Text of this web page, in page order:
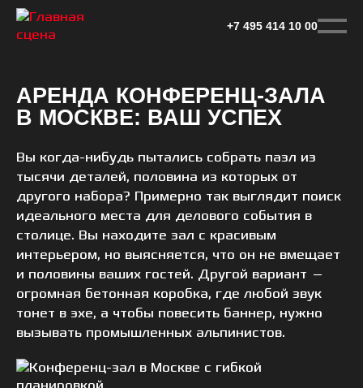
Перейти
основному
+7 495 414 10 00
АРЕНДА КОНФЕРЕНЦ-ЗАЛА
В МОСКВЕ: ВАШ УСПЕХ
Вы когда-нибудь пытались собрать пазл из
тысячи деталей, половина из которых от
другого набора? Примерно так выглядит поиск
идеального места для делового события в
столице. Вы находите зал с красивым
интерьером, но выясняется, что он не вмещает
и половины ваших гостей. Другой вариант —
огромная бетонная коробка, где любой звук
тонет в эхе, а чтобы повесить баннер, нужно
вызывать промышленных альпинистов.